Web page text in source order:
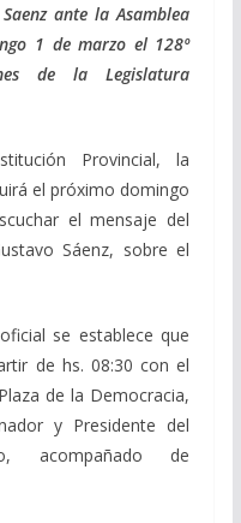
ante la Asamblea
1 de marzo el 128º
de la Legislatura
Provincial, la
el próximo domingo
el mensaje del
Sáenz, sobre el
se establece que
de hs. 08:30 con el
de la Democracia,
y Presidente del
acompañado de